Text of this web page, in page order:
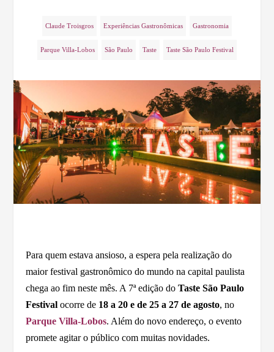
Claude Troisgros Experiências Gastronômicas Gastronomia
Parque Villa-Lobos São Paulo Taste Taste São Paulo Festival
Para quem estava ansioso, a espera pela realização do
maior festival gastronômico do mundo na capital paulista
chega ao fim neste mês. A 7ª edição doTaste São Paulo
Festival ocorre de 18 a 20 e de 25 a 27 de agosto, no
Parque Villa-Lobos. Além do novo endereço, o evento
promete agitar o público com muitas novidades.